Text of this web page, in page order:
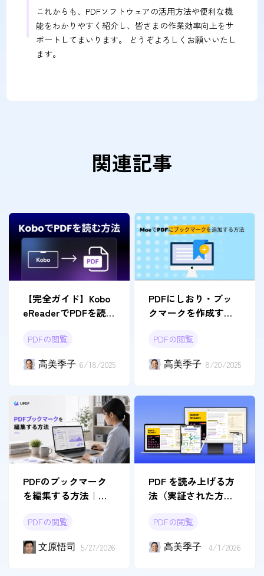
これからも、PDFソフトウェアの活用方法や便利な機
能をわかりやすく紹介し、皆さまの作業効率向上をサ
ポートしてまいります。 どうぞよろしくお願いいたし
ます。
関連記事
【完全ガイド】Kobo
eReaderでPDFを読
PDFの閲覧
高美季子 6/18/2025
PDFにしおり・ブッ
クマークを作成する
PDFの閲覧
高美季子 8/20/2025
PDFのブックマーク
を編集する方法｜追
替えを解説
PDFの閲覧
文原悟司 5/27/2026
PDF を読み上げる方
法（実証された方法
PDFの閲覧
高美季子 4/1/2026